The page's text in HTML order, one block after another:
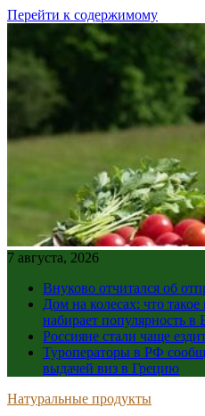
Перейти к содержимому
7 августа, 2026
Внуково отчитался об
Дом на колесах: что
набирает популярность в
Россияне стали чаще
Туроператоры в РФ
выдачей виз в Грецию
Натуральные продукты